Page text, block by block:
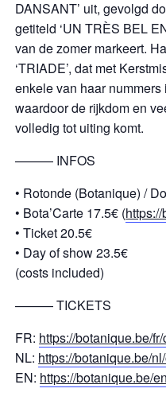
DANSANT’ uit, gevolgd
getiteld ‘UN TRÈS BEL
van de zomer markeert.
‘TRIADE’, dat met
enkele van haar
waardoor de rijkdom en
volledig tot uiting komt.
——— INFOS
• Rotonde (Botanique) /
• Bota’Carte 17.5€ (
• Ticket 20.5€
• Day of show 23.5€
(costs included)
——— TICKETS
FR: https://botanique.be/
NL: https://botanique.be/
EN: https://botanique.be/